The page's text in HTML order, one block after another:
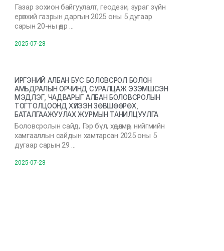
Газар зохион байгуулалт, геодези, зураг зүйн
ерөнхий газрын даргын 2025 оны 5 дугаар
сарын 20-ны өдр …
2025-07-28
ИРГЭНИЙ АЛБАН БУС БОЛОВСРОЛ БОЛОН
АМЬДРАЛЫН ОРЧИНД СУРАЛЦАЖ ЭЗЭМШСЭН
МЭДЛЭГ, ЧАДВАРЫГ АЛБАН БОЛОВСРОЛЫН
ТОГТОЛЦООНД ХҮЛЭЭН ЗӨВШӨӨРӨХ,
БАТАЛГААЖУУЛАХ ЖУРМЫН ТАНИЛЦУУЛГА
Боловсролын сайд, Гэр бүл, хөдөлмөр, нийгмийн
хамгааллын сайдын хамтарсан 2025 оны 5
дугаар сарын 29 …
2025-07-28